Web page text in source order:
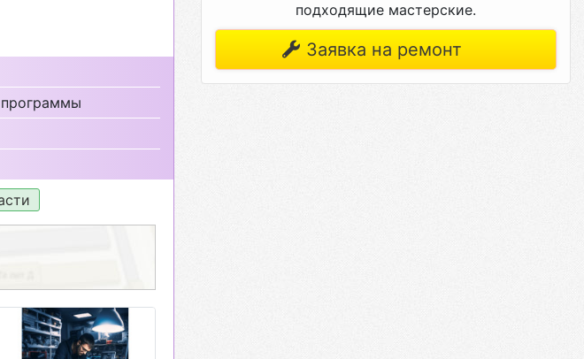
программы
подходящие мастерские.
Заявка на ремонт